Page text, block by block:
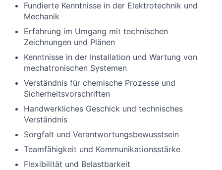
Fundierte Kenntnisse in der Elektrotechnik und
Mechanik
Erfahrung im Umgang mit technischen
Zeichnungen und Plänen
Kenntnisse in der Installation und Wartung von
mechatronischen Systemen
Verständnis für chemische Prozesse und
Sicherheitsvorschriften
Handwerkliches Geschick und technisches
Verständnis
Sorgfalt und Verantwortungsbewusstsein
Teamfähigkeit und Kommunikationsstärke
Flexibilität und Belastbarkeit